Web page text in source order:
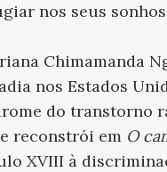
nos seus
Chimamanda
nos Estados
do transtorno
reconstrói em O
XVIII à